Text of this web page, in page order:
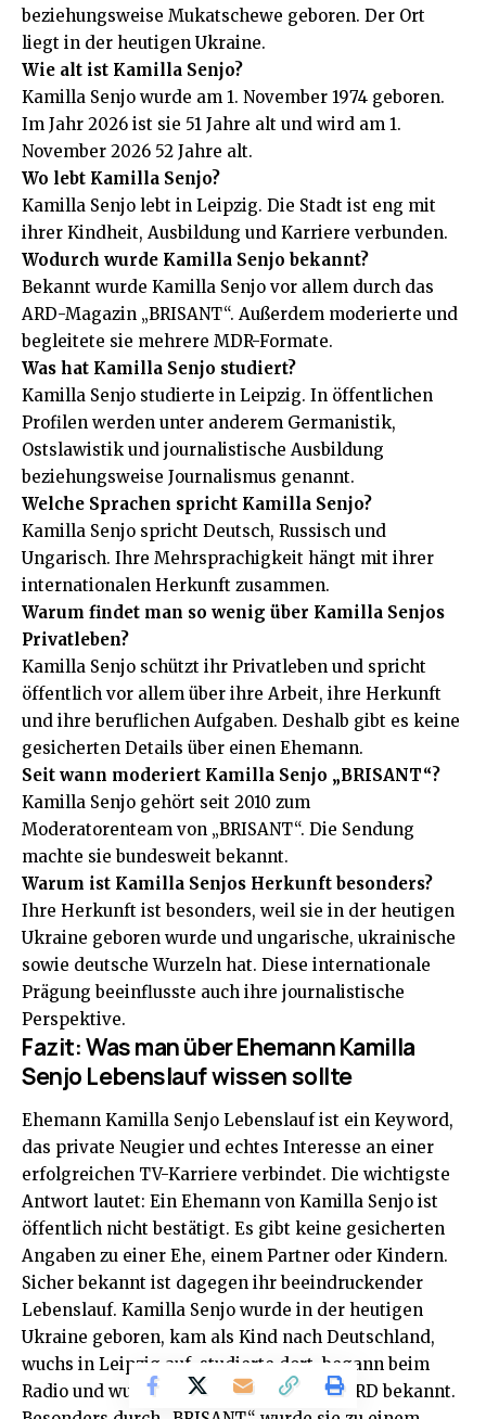
beziehungsweise Mukatschewe geboren. Der Ort
liegt in der heutigen Ukraine.
Wie alt ist Kamilla Senjo?
Kamilla Senjo wurde am 1. November 1974 geboren.
Im Jahr 2026 ist sie 51 Jahre alt und wird am 1.
November 2026 52 Jahre alt.
Wo lebt Kamilla Senjo?
Kamilla Senjo lebt in Leipzig. Die Stadt ist eng mit
ihrer Kindheit, Ausbildung und Karriere verbunden.
Wodurch wurde Kamilla Senjo bekannt?
Bekannt wurde Kamilla Senjo vor allem durch das
ARD-Magazin „BRISANT“. Außerdem moderierte und
begleitete sie mehrere MDR-Formate.
Was hat Kamilla Senjo studiert?
Kamilla Senjo studierte in Leipzig. In öffentlichen
Profilen werden unter anderem Germanistik,
Ostslawistik und journalistische Ausbildung
beziehungsweise Journalismus genannt.
Welche Sprachen spricht Kamilla Senjo?
Kamilla Senjo spricht Deutsch, Russisch und
Ungarisch. Ihre Mehrsprachigkeit hängt mit ihrer
internationalen Herkunft zusammen.
Warum findet man so wenig über Kamilla Senjos
Privatleben?
Kamilla Senjo schützt ihr Privatleben und spricht
öffentlich vor allem über ihre Arbeit, ihre Herkunft
und ihre beruflichen Aufgaben. Deshalb gibt es keine
gesicherten Details über einen Ehemann.
Seit wann moderiert Kamilla Senjo „BRISANT“?
Kamilla Senjo gehört seit 2010 zum
Moderatorenteam von „BRISANT“. Die Sendung
machte sie bundesweit bekannt.
Warum ist Kamilla Senjos Herkunft besonders?
Ihre Herkunft ist besonders, weil sie in der heutigen
Ukraine geboren wurde und ungarische, ukrainische
sowie deutsche Wurzeln hat. Diese internationale
Prägung beeinflusste auch ihre journalistische
Perspektive.
Fazit: Was man über Ehemann Kamilla
Senjo Lebenslauf wissen sollte
Ehemann Kamilla Senjo Lebenslauf ist ein Keyword,
das private Neugier und echtes Interesse an einer
erfolgreichen TV-Karriere verbindet. Die wichtigste
Antwort lautet: Ein Ehemann von Kamilla Senjo ist
öffentlich nicht bestätigt. Es gibt keine gesicherten
Angaben zu einer Ehe, einem Partner oder Kindern.
Sicher bekannt ist dagegen ihr beeindruckender
Lebenslauf. Kamilla Senjo wurde in der heutigen
Ukraine geboren, kam als Kind nach Deutschland,
wuchs in Leipzig auf, studierte dort, begann beim
Radio und wurde später über MDR und ARD bekannt.